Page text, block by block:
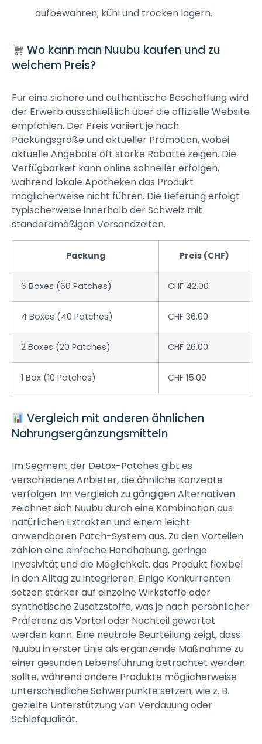
aufbewahren; kühl und trocken lagern.
Wo kann man Nuubu kaufen und zu
welchem Preis?
Für eine sichere und authentische Beschaffung wird
der Erwerb ausschließlich über die offizielle Website
empfohlen. Der Preis variiert je nach
Packungsgröße und aktueller Promotion, wobei
aktuelle Angebote oft starke Rabatte zeigen. Die
Verfügbarkeit kann online schneller erfolgen,
während lokale Apotheken das Produkt
möglicherweise nicht führen. Die Lieferung erfolgt
typischerweise innerhalb der Schweiz mit
standardmäßigen Versandzeiten.
Packung Preis (CHF)
6 Boxes (60 Patches) CHF 42.00
4 Boxes (40 Patches) CHF 36.00
2 Boxes (20 Patches) CHF 26.00
1 Box (10 Patches) CHF 15.00
Vergleich mit anderen ähnlichen
Nahrungsergänzungsmitteln
Im Segment der Detox-Patches gibt es
verschiedene Anbieter, die ähnliche Konzepte
verfolgen. Im Vergleich zu gängigen Alternativen
zeichnet sich Nuubu durch eine Kombination aus
natürlichen Extrakten und einem leicht
anwendbaren Patch-System aus. Zu den Vorteilen
zählen eine einfache Handhabung, geringe
Invasivität und die Möglichkeit, das Produkt flexibel
in den Alltag zu integrieren. Einige Konkurrenten
setzen stärker auf einzelne Wirkstoffe oder
synthetische Zusatzstoffe, was je nach persönlicher
Präferenz als Vorteil oder Nachteil gewertet
werden kann. Eine neutrale Beurteilung zeigt, dass
Nuubu in erster Linie als ergänzende Maßnahme zu
einer gesunden Lebensführung betrachtet werden
sollte, während andere Produkte möglicherweise
unterschiedliche Schwerpunkte setzen, wie z. B.
gezielte Unterstützung von Verdauung oder
Schlafqualität.